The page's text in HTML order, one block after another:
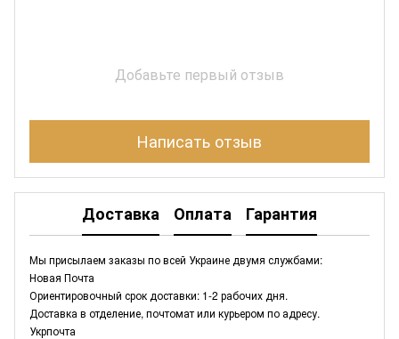
Добавьте первый отзыв
Написать отзыв
Доставка Оплата Гарантия
Мы присылаем заказы по всей Украине двумя службами:
Новая Почта
Ориентировочный срок доставки: 1-2 рабочих дня.
Доставка в отделение, почтомат или курьером по адресу.
Укрпочта